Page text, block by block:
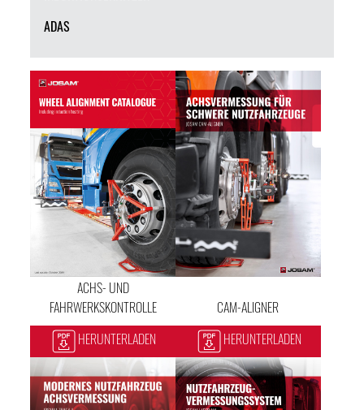
ADAS
ACHS- UND
FAHRWERKSKONTROLLE
HERUNTERLADEN
CAM-ALIGNER
HERUNTERLADEN